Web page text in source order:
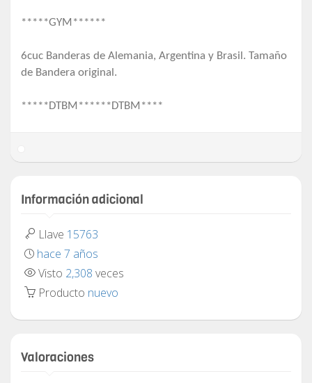
*****GYM******
6cuc Banderas de Alemania, Argentina y Brasil. Tamaño
de Bandera original.
*****DTBM******DTBM****
Información adicional
Llave 15763
hace 7 años
Visto 2,308 veces
Producto nuevo
Valoraciones